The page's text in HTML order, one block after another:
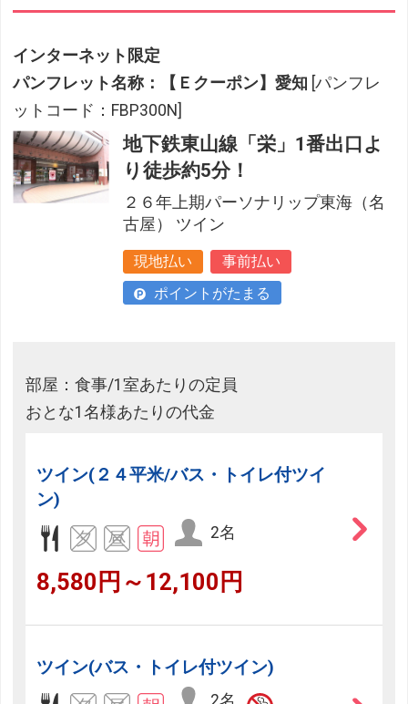
インターネット限定
パンフレット名称：【Ｅクーポン】愛知 [パンフレ
ットコード：FBP300N]
地下鉄東山線「栄」1番出口よ
り徒歩約5分！
２６年上期パーソナリップ東海（名
古屋） ツイン
現地払い
事前払い
ポイントがたまる
部屋：食事/1室あたりの定員
おとな1名様あたりの代金
ツイン(２４平米/バス・トイレ付ツイ
ン)
2名
8,580円～12,100円
ツイン(バス・トイレ付ツイン)